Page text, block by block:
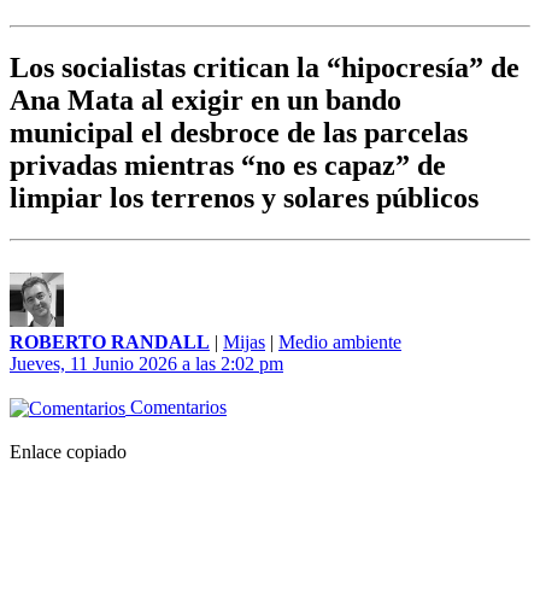
Los socialistas critican la “hipocresía” de
Ana Mata al exigir en un bando
municipal el desbroce de las parcelas
privadas mientras “no es capaz” de
limpiar los terrenos y solares públicos
ROBERTO RANDALL | Mijas | Medio ambiente
Jueves, 11 Junio 2026 a las 2:02 pm
Comentarios
Enlace copiado